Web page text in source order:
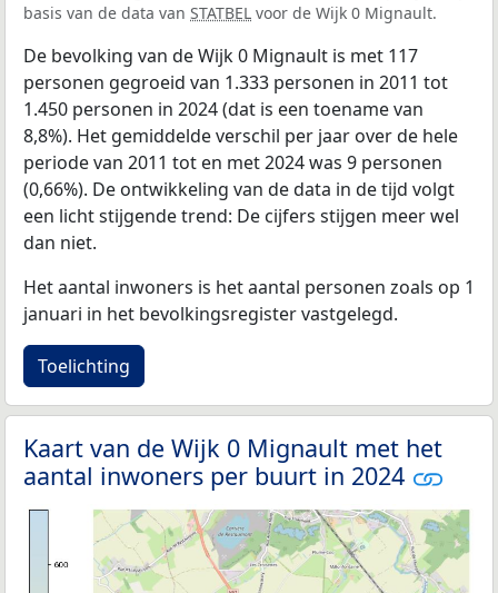
basis van de data van STATBEL voor de Wijk 0 Mignault.
De bevolking van de Wijk 0 Mignault is met 117
personen gegroeid van 1.333 personen in 2011 tot
1.450 personen in 2024 (dat is een toename van
8,8%). Het gemiddelde verschil per jaar over de hele
periode van 2011 tot en met 2024 was 9 personen
(0,66%). De ontwikkeling van de data in de tijd volgt
een licht stijgende trend: De cijfers stijgen meer wel
dan niet.
Het aantal inwoners is het aantal personen zoals op 1
januari in het bevolkingsregister vastgelegd.
Toelichting
Kaart van de Wijk 0 Mignault met het
aantal inwoners per buurt in 2024